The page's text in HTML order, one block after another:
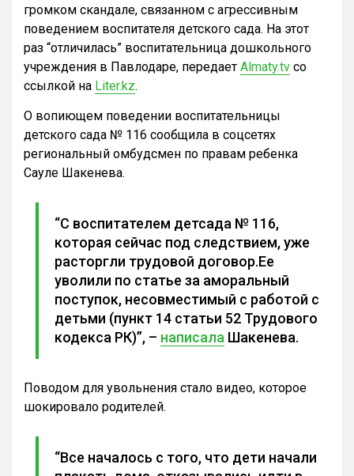
громком скандале, связанном с агрессивным
поведением воспитателя детского сада. На этот
раз “отличилась” воспитательница дошкольного
учреждения в Павлодаре, передает Almaty.tv со
ссылкой на Liter.kz.
О вопиющем поведении воспитательницы
детского сада № 116 сообщила в соцсетях
региональный омбудсмен по правам ребенка
Сауле Шакенева.
“С воспитателем детсада № 116,
которая сейчас под следствием, уже
расторгли трудовой договор.Ее
уволили по статье за аморальный
поступок, несовместимый с работой с
детьми (пункт 14 статьи 52 Трудового
кодекса РК)”, – написала Шакенева.
Поводом для увольнения стало видео, которое
шокировало родителей.
“Bce началось с того, что дети начали